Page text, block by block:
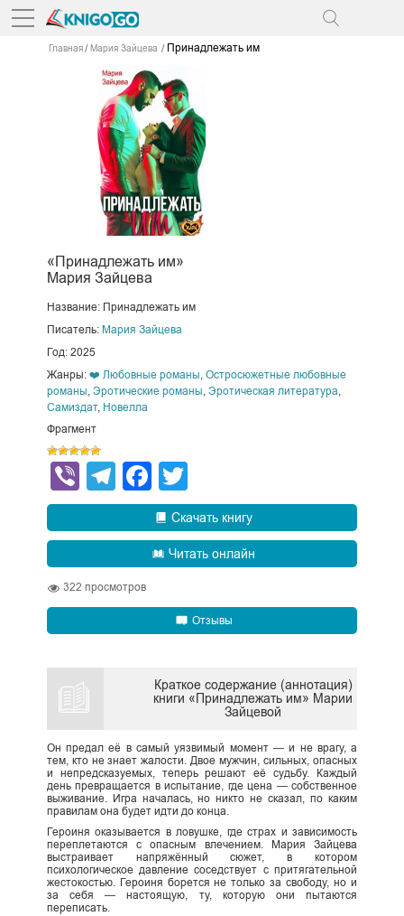
Главная Мария Зайцева Принадлежать им
«Принадлежать им»
Мария Зайцева
Название: Принадлежать им
Писатель: Мария Зайцева
Год: 2025
Жанры: ❤️ Любовные романы Остросюжетные любовные
романы Эротические романы Эротическая литература
Самиздат, Новелла
Фрагмент
ViberTelegram
Facebook
Скачать книгу
Читать онлайн
322 просмотров
Отзывы
Краткое содержание (аннотация)
книги «Принадлежать им» Марии
Зайцевой
Он предал её в самый уязвимый момент — и не врагу, а
тем, кто не знает жалости. Двое мужчин, сильных, опасных
и непредсказуемых, теперь решают её судьбу. Каждый
день превращается в испытание, где цена — собственное
выживание. Игра началась, но никто не сказал, по каким
правилам она будет идти до конца.
Героиня оказывается в ловушке, где страх и зависимость
переплетаются с опасным влечением. Мария Зайцева
выстраивает напряжённый сюжет, в котором
психологическое давление соседствует с притягательной
жестокостью. Героиня борется не только за свободу, но и
за себя — настоящую, ту, которую они пытаются
переписать.